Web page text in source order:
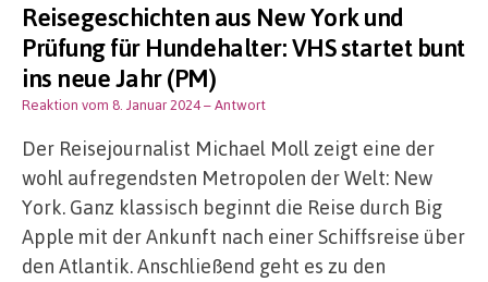
Reisegeschichten aus New York und
Prüfung für Hundehalter: VHS startet bunt
ins neue Jahr (PM)
Reaktion vom 8. Januar 2024– Antwort
Der Reisejournalist Michael Moll zeigt eine der
wohl aufregendsten Metropolen der Welt: New
York. Ganz klassisch beginnt die Reise durch Big
Apple mit der Ankunft nach einer Schiffsreise über
den Atlantik. Anschließend geht es zu den